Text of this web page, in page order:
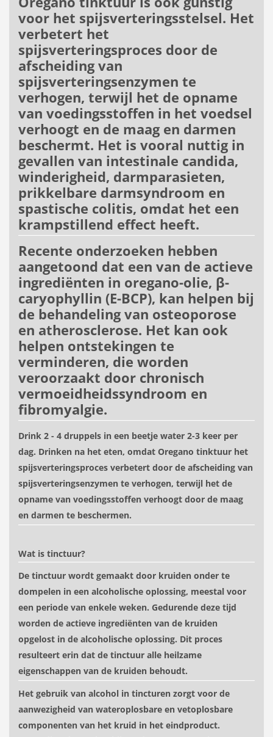
voor het spijsverteringsstelsel. Het
verbetert het
spijsverteringsproces door de
afscheiding van
spijsverteringsenzymen te
verhogen, terwijl het de opname
van voedingsstoffen in het voedsel
verhoogt en de maag en darmen
beschermt. Het is vooral nuttig in
gevallen van intestinale candida,
winderigheid, darmparasieten,
prikkelbare darmsyndroom en
spastische colitis, omdat het een
krampstillend effect heeft.
Recente onderzoeken hebben
aangetoond dat een van de actieve
ingrediënten in oregano-olie, β-
caryophyllin (E-BCP), kan helpen bij
de behandeling van osteoporose
en atherosclerose. Het kan ook
helpen ontstekingen te
verminderen, die worden
veroorzaakt door chronisch
vermoeidheidssyndroom en
fibromyalgie.
Drink 2 - 4 druppels in een beetje water 2-3 keer per
dag. Drinken na het eten, omdat Oregano tinktuur het
spijsverteringsproces verbetert door de afscheiding van
spijsverteringsenzymen te verhogen, terwijl het de
opname van voedingsstoffen verhoogt door de maag
en darmen te beschermen.
Wat is tinctuur?
De tinctuur wordt gemaakt door kruiden onder te
dompelen in een alcoholische oplossing, meestal voor
een periode van enkele weken. Gedurende deze tijd
worden de actieve ingrediënten van de kruiden
opgelost in de alcoholische oplossing. Dit proces
resulteert erin dat de tinctuur alle heilzame
eigenschappen van de kruiden behoudt.
Het gebruik van alcohol in tincturen zorgt voor de
aanwezigheid van wateroplosbare en vetoplosbare
componenten van het kruid in het eindproduct.